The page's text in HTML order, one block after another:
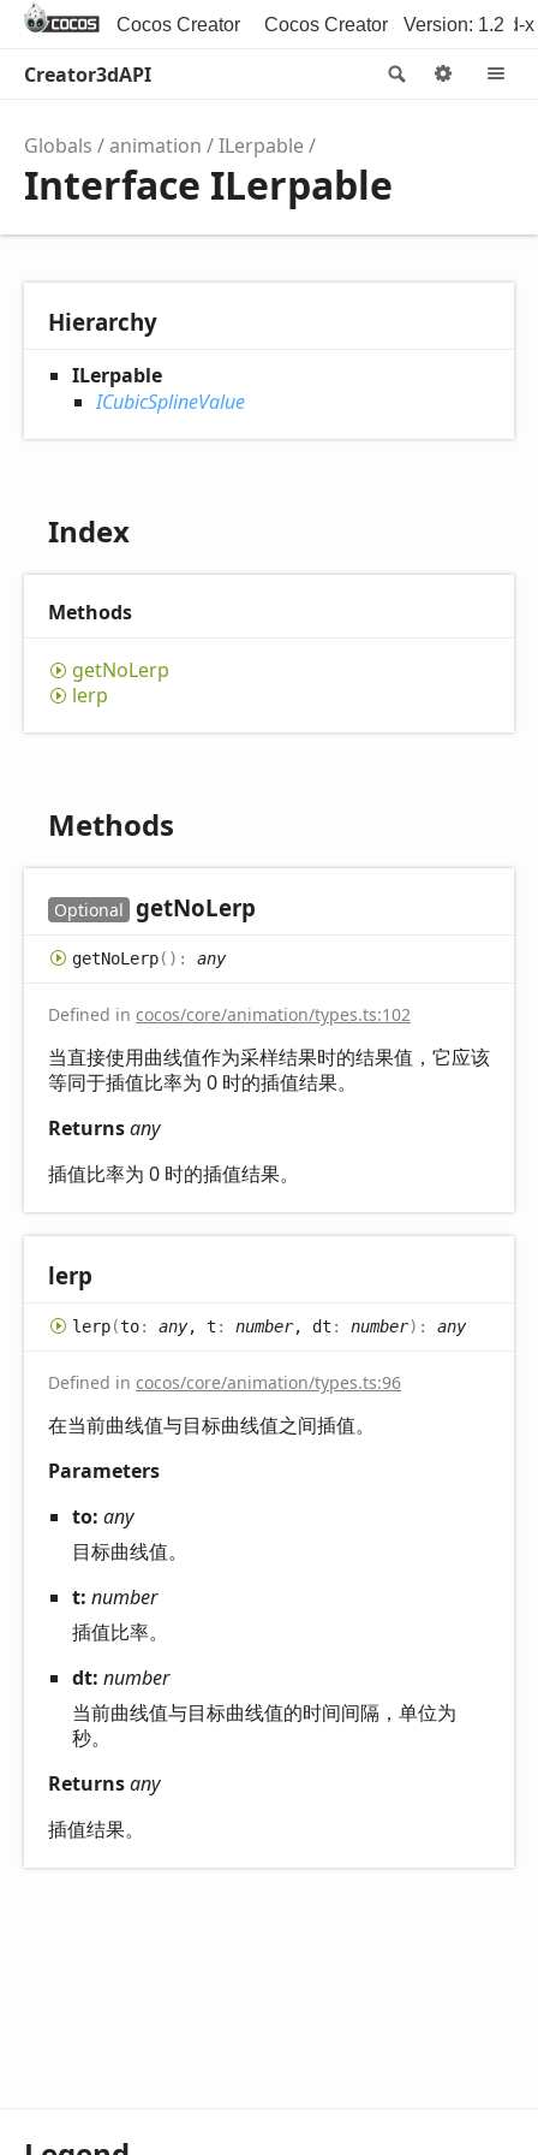
Cocos Creator Cocos Creator 3D Cocos2d-x
Version: 1.2
Search
Creator3dAPI
Globals animation ILerpable
Interface ILerpable
Hierarchy
ILerpable
ICubicSplineValue
Index
Methods
getNoLerp
lerp
Methods
Optional getNoLerp
getNoLerp( ) : any
Defined in cocos/core/animation/types.ts:102
当直接使用曲线值作为采样结果时的结果值，它应该
等同于插值比率为 0 时的插值结果。
Returnsany
插值比率为 0 时的插值结果。
lerp
lerp(to: any, t : number, dt : number) : any
Defined in cocos/core/animation/types.ts:96
在当前曲线值与目标曲线值之间插值。
Parameters
to: any
目标曲线值。
t: number
插值比率。
dt: number
当前曲线值与目标曲线值的时间间隔，单位为
秒。
Returnsany
插值结果。